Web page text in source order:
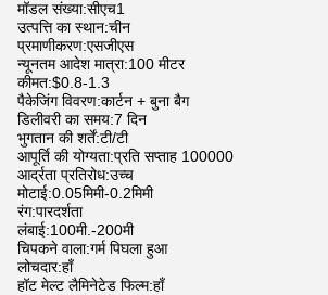
मॉडल संख्या:सीएच1
उत्पत्ति का स्थान:चीन
प्रमाणीकरण:एसजीएस
न्यूनतम आदेश मात्रा:100 मीटर
कीमत:$0.8-1.3
पैकेजिंग विवरण:कार्टन + बुना बैग
डिलीवरी का समय:7 दिन
भुगतान की शर्तें:टी/टी
आपूर्ति की योग्यता:प्रति सप्ताह 100000
आर्द्रता प्रतिरोध:उच्च
मोटाई:0.05मिमी-0.2मिमी
रंग:पारदर्शता
लंबाई:100मी.-200मी
चिपकने वाला:गर्म पिघला हुआ
लोचदार:हाँ
हॉट मेल्ट लैमिनेटेड फिल्म:हाँ